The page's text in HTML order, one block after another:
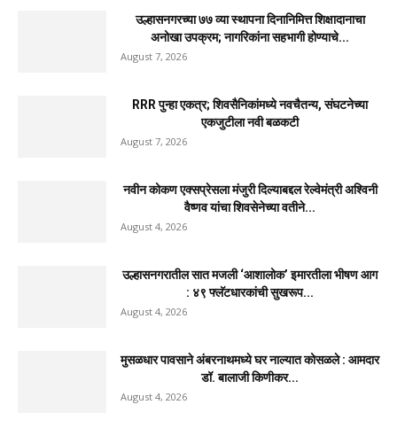
उल्हासनगरच्या ७७ व्या स्थापना दिनानिमित्त शिक्षादानाचा
अनोखा उपक्रम; नागरिकांना सहभागी होण्याचे...
August 7, 2026
RRR पुन्हा एकत्र; शिवसैनिकांमध्ये नवचैतन्य, संघटनेच्या
एकजुटीला नवी बळकटी
August 7, 2026
नवीन कोकण एक्सप्रेसला मंजुरी दिल्याबद्दल रेल्वेमंत्री अश्विनी
वैष्णव यांचा शिवसेनेच्या वतीने...
August 4, 2026
उल्हासनगरातील सात मजली ‘आशालोक’ इमारतीला भीषण आग
: ४९ फ्लॅटधारकांची सुखरूप...
August 4, 2026
मुसळधार पावसाने अंबरनाथमध्ये घर नाल्यात कोसळले : आमदार
डॉ. बालाजी किणीकर...
August 4, 2026